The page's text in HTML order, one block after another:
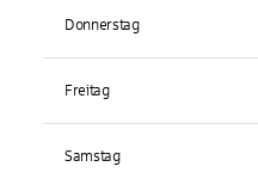
Donnerstag
Freitag
Samstag